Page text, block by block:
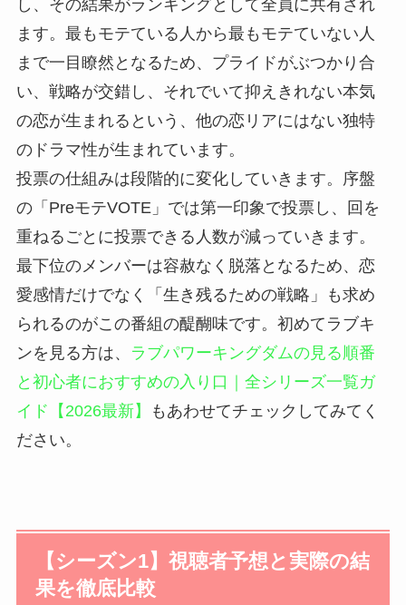
し、その結果がランキングとして全員に共有され
ます。最もモテている人から最もモテていない人
まで一目瞭然となるため、プライドがぶつかり合
い、戦略が交錯し、それでいて抑えきれない本気
の恋が生まれるという、他の恋リアにはない独特
のドラマ性が生まれています。
投票の仕組みは段階的に変化していきます。序盤
の「PreモテVOTE」では第一印象で投票し、回を
重ねるごとに投票できる人数が減っていきます。
最下位のメンバーは容赦なく脱落となるため、恋
愛感情だけでなく「生き残るための戦略」も求め
られるのがこの番組の醍醐味です。初めてラブキ
ンを見る方は、
ラブパワーキングダムの見る順番
と初心者におすすめの入り口｜全シリーズ一覧ガ
イド【2026最新】
もあわせてチェックしてみてく
ださい。
【シーズン1】視聴者予想と実際の結
果を徹底比較